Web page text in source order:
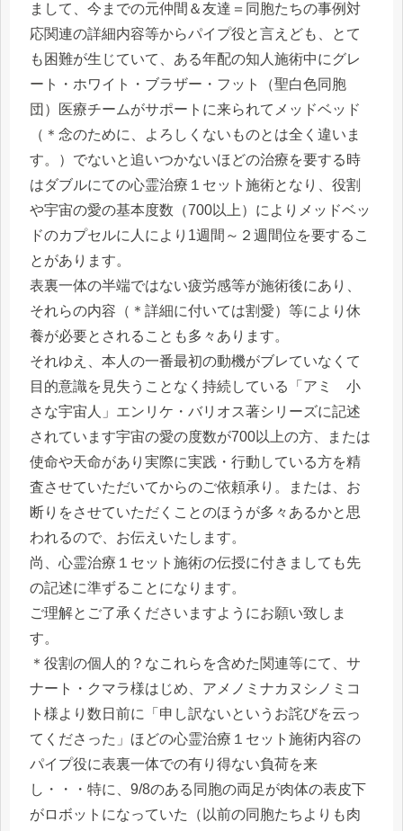
まして、今までの元仲間＆友達＝同胞たちの事例対
応関連の詳細内容等からパイプ役と言えども、とて
も困難が生じていて、ある年配の知人施術中にグレ
ート・ホワイト・ブラザー・フット（聖白色同胞
団）医療チームがサポートに来られてメッドベッド
（＊念のために、よろしくないものとは全く違いま
す。）でないと追いつかないほどの治療を要する時
はダブルにての心霊治療１セット施術となり、役割
や宇宙の愛の基本度数（700以上）によりメッドベッ
ドのカプセルに人により1週間～２週間位を要するこ
とがあります。
表裏一体の半端ではない疲労感等が施術後にあり、
それらの内容（＊詳細に付いては割愛）等により休
養が必要とされることも多々あります。
それゆえ、本人の一番最初の動機がブレていなくて
目的意識を見失うことなく持続している「アミ 小
さな宇宙人」エンリケ・バリオス著シリーズに記述
されています宇宙の愛の度数が700以上の方、または
使命や天命があり実際に実践・行動している方を精
査させていただいてからのご依頼承り。または、お
断りをさせていただくことのほうが多々あるかと思
われるので、お伝えいたします。
尚、心霊治療１セット施術の伝授に付きましても先
の記述に準ずることになります。
ご理解とご了承くださいますようにお願い致しま
す。
＊役割の個人的？なこれらを含めた関連等にて、サ
ナート・クマラ様はじめ、アメノミナカヌシノミコ
ト様より数日前に「申し訳ないというお詫びを云っ
てくださった」ほどの心霊治療１セット施術内容の
パイプ役に表裏一体での有り得ない負荷を来
し・・・特に、9/8のある同胞の両足が肉体の表皮下
がロボットになっていた（以前の同胞たちよりも肉